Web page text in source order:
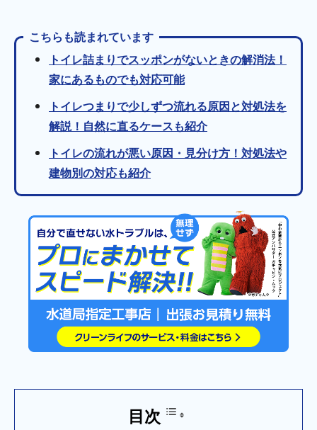
こちらも読まれています
トイレ詰まりでスッポンがないときの解消法！
家にあるものでも対応可能
トイレつまりで少しずつ流れる原因と対処法を
解説！自然に直るケースも紹介
トイレの流れが悪い原因・見分け方！対処法や
建物別の対応も紹介
目次